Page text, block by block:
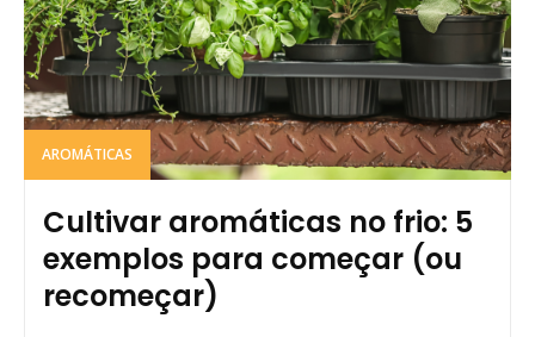
AROMÁTICAS
Cultivar aromáticas no frio: 5
exemplos para começar (ou
recomeçar)